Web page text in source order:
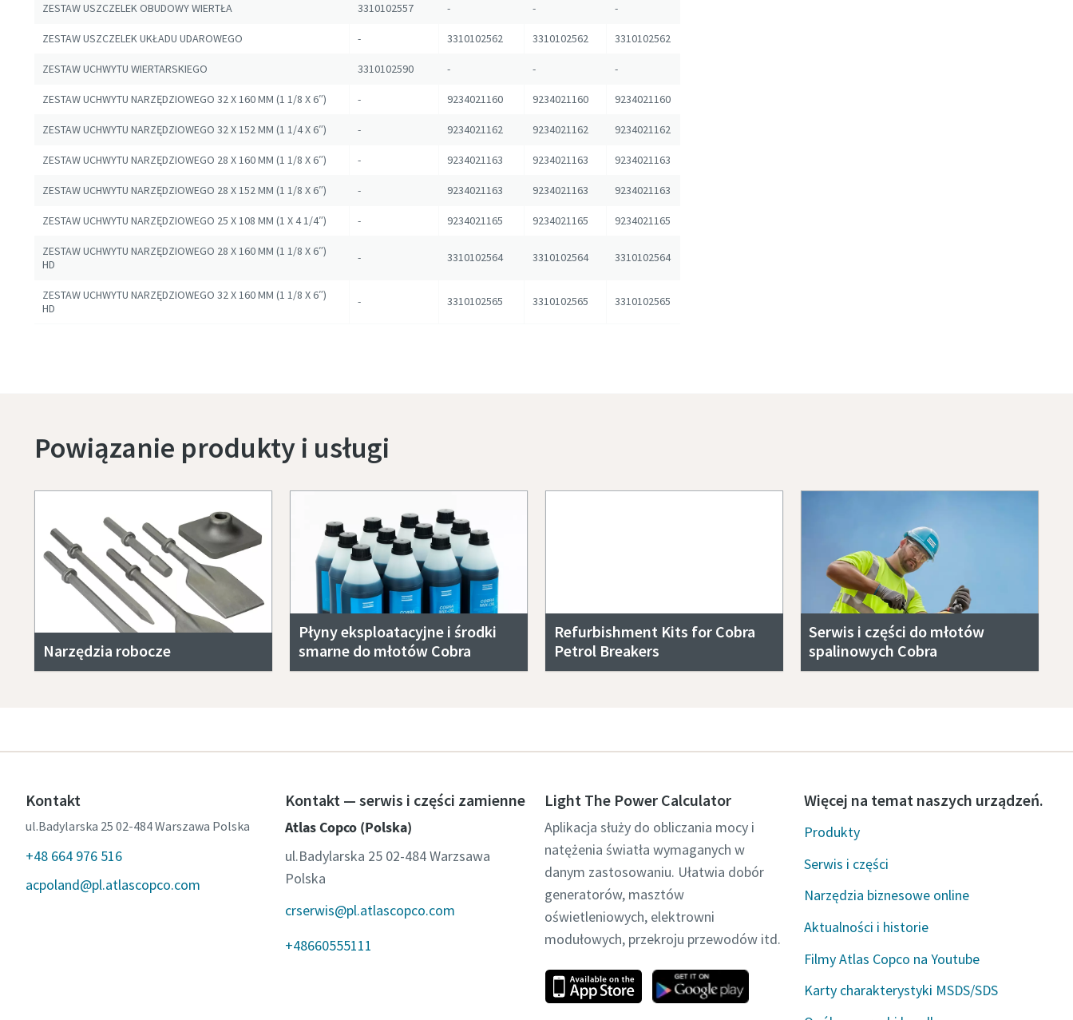
ZESTAW USZCZELEK OBUDOWY WIERTŁA 3310102557 - - -
ZESTAW USZCZELEK UKŁADU UDAROWEGO - 3310102562 3310102562 3310102562
ZESTAW UCHWYTU WIERTARSKIEGO 3310102590 - - -
ZESTAW UCHWYTU NARZĘDZIOWEGO 32 X 160 MM (1 1/8 X 6″) - 9234021160 9234021160 9234021160
ZESTAW UCHWYTU NARZĘDZIOWEGO 32 X 152 MM (1 1/4 X 6″) - 9234021162 9234021162 9234021162
ZESTAW UCHWYTU NARZĘDZIOWEGO 28 X 160 MM (1 1/8 X 6″) - 9234021163 9234021163 9234021163
ZESTAW UCHWYTU NARZĘDZIOWEGO 28 X 152 MM (1 1/8 X 6″) - 9234021163 9234021163 9234021163
ZESTAW UCHWYTU NARZĘDZIOWEGO 25 X 108 MM (1 X 4 1/4″) - 9234021165 9234021165 9234021165
ZESTAW UCHWYTU NARZĘDZIOWEGO 28 X 160 MM (1 1/8 X 6″)
HD
- 3310102564 3310102564 3310102564
ZESTAW UCHWYTU NARZĘDZIOWEGO 32 X 160 MM (1 1/8 X 6″)
HD
- 3310102565 3310102565 3310102565
Powiązanie produkty i usługi
Narzędzia robocze
Płyny eksploatacyjne i środki
smarne do młotów Cobra
Refurbishment Kits for Cobra
Petrol Breakers
Serwis i części do młotów
spalinowych Cobra
Kontakt
ul.Badylarska 25 02-484 Warszawa Polska
+48 664 976 516
acpoland@pl.atlascopco.com
Kontakt — serwis i części zamienne
Atlas Copco (Polska)
ul.Badylarska 25 02-484 Warzsawa
Polska
crserwis@pl.atlascopco.com
+48660555111
Light The Power Calculator
Aplikacja służy do obliczania mocy i
natężenia światła wymaganych w
danym zastosowaniu. Ułatwia dobór
generatorów, masztów
oświetleniowych, elektrowni
modułowych, przekroju przewodów itd.
Więcej na temat naszych urządzeń.
Produkty
Serwis i części
Narzędzia biznesowe online
Aktualności i historie
Filmy Atlas Copco na Youtube
Karty charakterystyki MSDS/SDS